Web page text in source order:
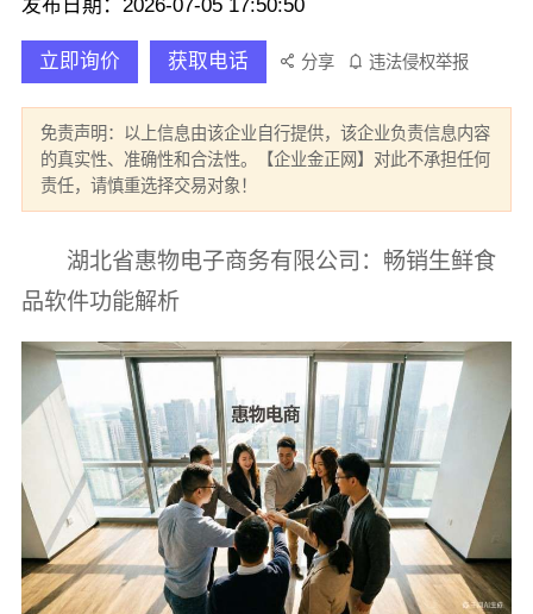
发布日期：2026-07-05 17:50:50
立即询价 获取电话 分享 违法侵权举报
免责声明：以上信息由该企业自行提供，该企业负责信息内容
的真实性、准确性和合法性。【企业金正网】对此不承担任何
责任，请慎重选择交易对象！
湖北省惠物电子商务有限公司：畅销生鲜食
品软件功能解析